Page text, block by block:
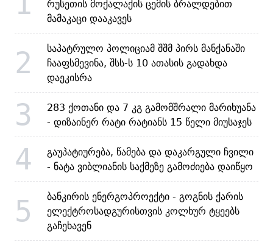
მამაკაცი დააკავეს
2
საპატრულო პოლიციამ შშმ პირს მანქანაში
ჩააფსმევინა, შსს-ს 10 ათასის გადახდა
დაეკისრა
3
283 ქოთანი და 7 კგ გამომშრალი მარიხუანა
- დიზაინერ რატი რატიანს 15 წელი მიუსაჯეს
4
გაუპატიურება, წამება და დაკარგული ჩვილი
- ნატა ვიბლიანის საქმეზე გამოძიება დაიწყო
5
ბანკირის ენერგოპროექტი - გოგნის ქარის
ელექტროსადგურისთვის კოლხურ ტყეებს
გაჩეხავენ